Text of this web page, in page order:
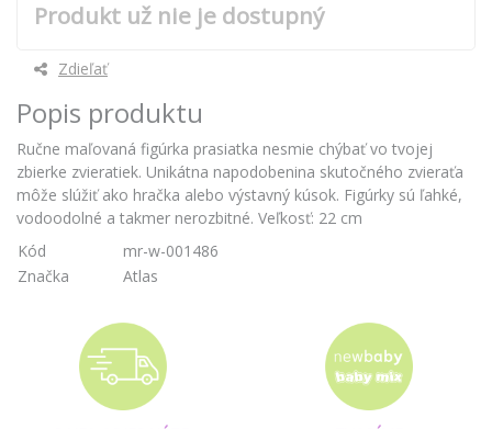
Produkt už nie je dostupný
Zdieľať
Popis produktu
Ručne maľovaná figúrka prasiatka nesmie chýbať vo tvojej
zbierke zvieratiek. Unikátna napodobenina skutočného zvieraťa
môže slúžiť ako hračka alebo výstavný kúsok. Figúrky sú ľahké,
vodoodolné a takmer nerozbitné. Veľkosť: 22 cm
Kód
mr-w-001486
Značka
Atlas